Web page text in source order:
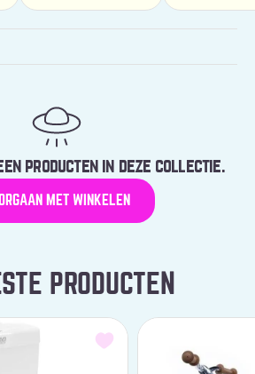
producten in deze collectie.
MET WINKELEN
PRODUCTEN